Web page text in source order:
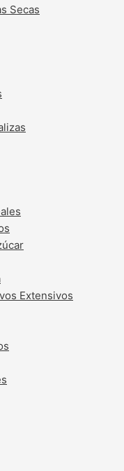
Secas
Extensivos